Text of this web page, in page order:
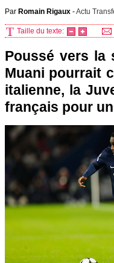
Par Romain Rigaux -Actu
Taille du texte:
Poussé vers la
Muani pourrait
italienne, la
français pour